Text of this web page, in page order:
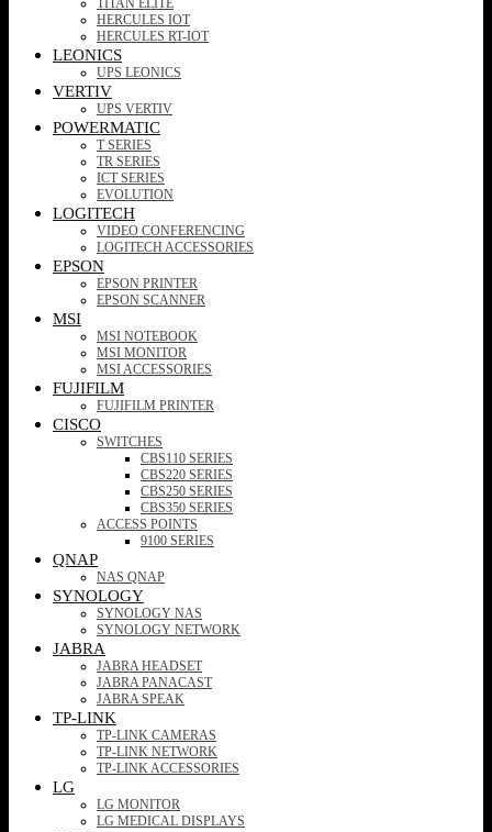
TITAN ELITE
HERCULES IOT
HERCULES RT-IOT
LEONICS
UPS LEONICS
VERTIV
UPS VERTIV
POWERMATIC
T SERIES
TR SERIES
ICT SERIES
EVOLUTION
LOGITECH
VIDEO CONFERENCING
LOGITECH ACCESSORIES
EPSON
EPSON PRINTER
EPSON SCANNER
MSI
MSI NOTEBOOK
MSI MONITOR
MSI ACCESSORIES
FUJIFILM
FUJIFILM PRINTER
CISCO
SWITCHES
CBS110 SERIES
CBS220 SERIES
CBS250 SERIES
CBS350 SERIES
ACCESS POINTS
9100 SERIES
QNAP
NAS QNAP
SYNOLOGY
SYNOLOGY NAS
SYNOLOGY NETWORK
JABRA
JABRA HEADSET
JABRA PANACAST
JABRA SPEAK
TP-LINK
TP-LINK CAMERAS
TP-LINK NETWORK
TP-LINK ACCESSORIES
LG
LG MONITOR
LG MEDICAL DISPLAYS